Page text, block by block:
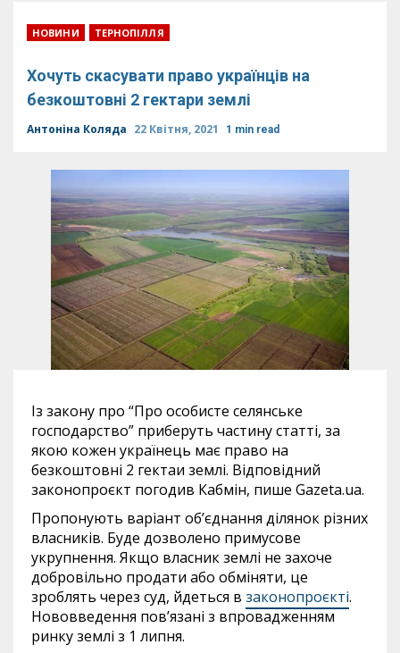
НОВИНИ ТЕРНОПІЛЛЯ
Хочуть скасувати право українців на
безкоштовні 2 гектари землі
Антоніна Коляда 22 Квітня, 2021 1 min read
Із закону про “Про особисте селянське
господарство” приберуть частину статті, за
якою кожен українець має право на
безкоштовні 2 гектаи землі. Відповідний
законопроєкт погодив Кабмін, пише Gazeta.ua.
Пропонують варіант об’єднання ділянок різних
власників. Буде дозволено примусове
укрупнення. Якщо власник землі не захоче
добровільно продати або обміняти, це
зроблять через суд, йдеться в законопроєкті.
Нововведення пов’язані з впровадженням
ринку землі з 1 липня.